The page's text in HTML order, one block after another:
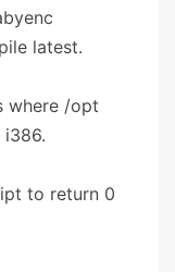
latest.
where /opt
i386.
to return 0